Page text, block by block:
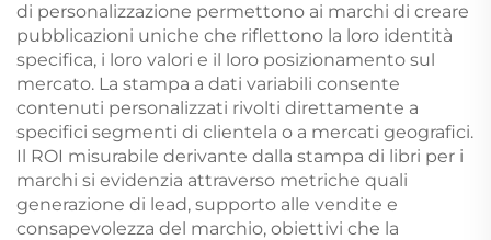
di personalizzazione permettono ai marchi di creare
pubblicazioni uniche che riflettono la loro identità
specifica, i loro valori e il loro posizionamento sul
mercato. La stampa a dati variabili consente
contenuti personalizzati rivolti direttamente a
specifici segmenti di clientela o a mercati geografici.
Il ROI misurabile derivante dalla stampa di libri per i
marchi si evidenzia attraverso metriche quali
generazione di lead, supporto alle vendite e
consapevolezza del marchio, obiettivi che la